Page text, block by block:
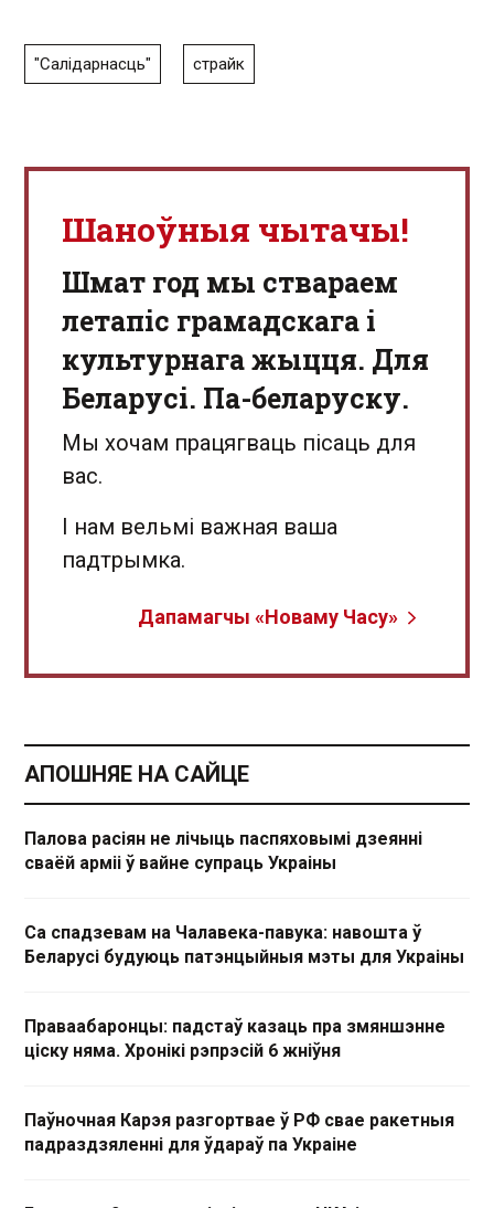
"Салідарнасць" страйк
Шаноўныя чытачы!
Шмат год мы ствараем
летапіс грамадскага і
культурнага жыцця. Для
Беларусі. Па-беларуску.
Мы хочам працягваць пісаць для
вас.
І нам вельмі важная ваша
падтрымка.
Дапамагчы «Новаму Часу»
АПОШНЯЕ НА САЙЦЕ
Палова расіян не лічыць паспяховымі дзеянні
сваёй арміі ў вайне супраць Украіны
Са спадзевам на Чалавека-павука: навошта ў
Беларусі будуюць патэнцыйныя мэты для Украіны
Праваабаронцы: падстаў казаць пра змяншэнне
ціску няма. Хронікі рэпрэсій 6 жніўня
Паўночная Карэя разгортвае ў РФ свае ракетныя
падраздзяленні для ўдараў па Украіне